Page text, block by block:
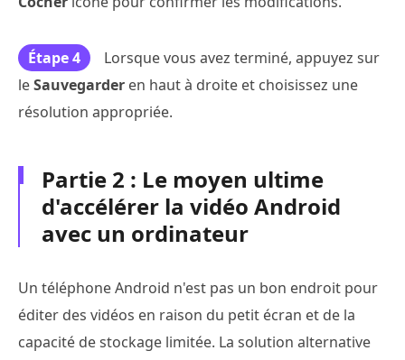
Étape 4
Lorsque vous avez terminé, appuyez sur
leSauvegarder en haut à droite et choisissez une
résolution appropriée.
Partie 2 : Le moyen ultime
d'accélérer la vidéo Android
avec un ordinateur
Un téléphone Android n'est pas un bon endroit pour
éditer des vidéos en raison du petit écran et de la
capacité de stockage limitée. La solution alternative